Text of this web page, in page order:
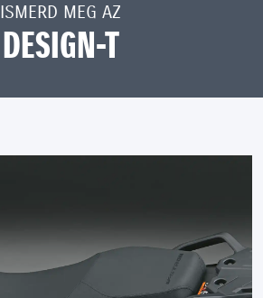
ISMERD MEG AZ
DESIGN-T